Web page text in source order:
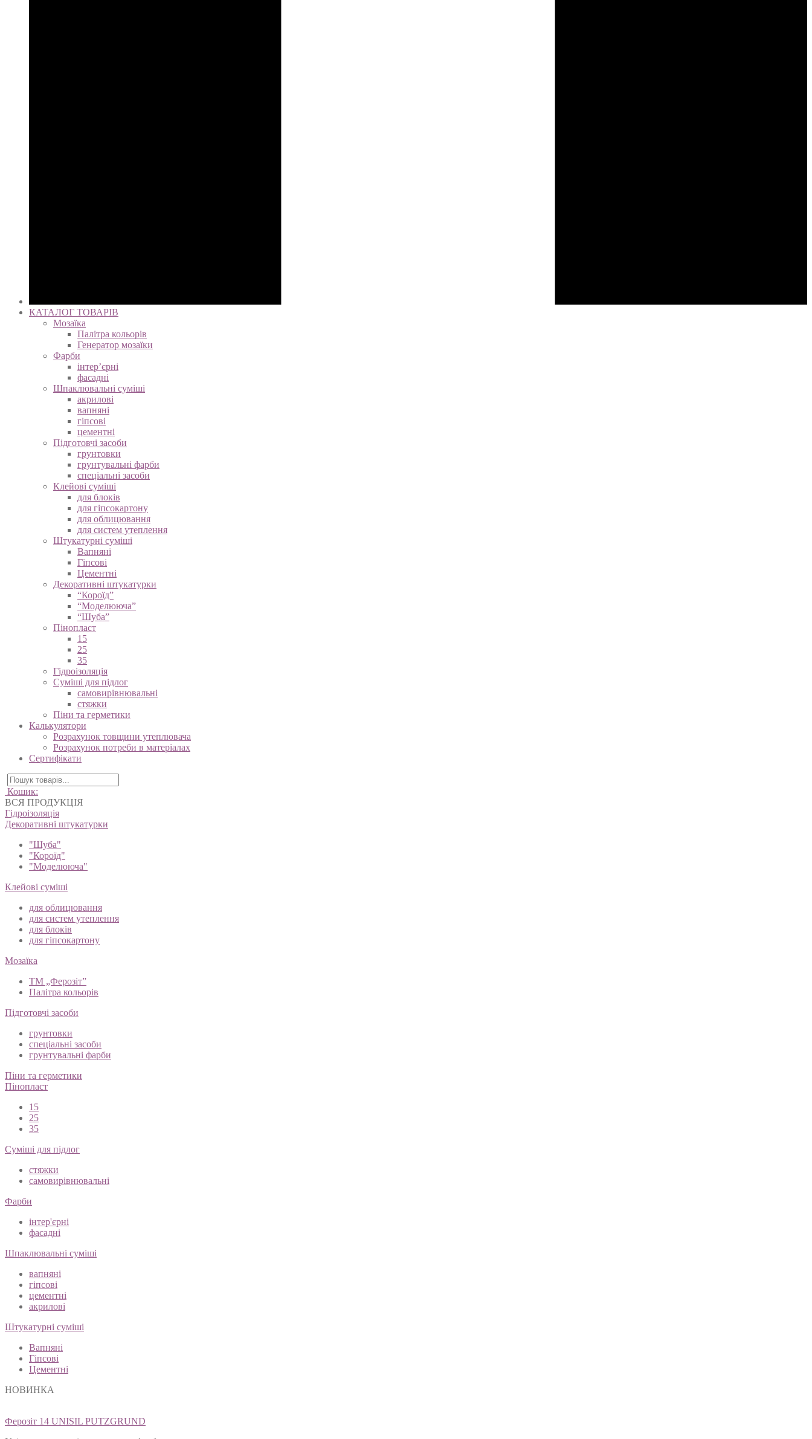
КАТАЛОГ ТОВАРІВ
Мозаїка
Палітра кольорів
Генератор мозаїки
Фарби
інтер’єрні
фасадні
Шпаклювальні суміші
акрилові
вапняні
гіпсові
цементні
Підготовчі засоби
грунтовки
грунтувальні фарби
спеціальні засоби
Клейові суміші
для блоків
для гіпсокартону
для облицювання
для систем утеплення
Штукатурні суміші
Вапняні
Гіпсові
Цементні
Декоративні штукатурки
“Короїд”
“Моделююча”
“Шуба”
Пінопласт
15
25
35
Гідроізоляція
Суміші для підлог
самовирівнювальні
стяжки
Піни та герметики
Калькулятори
Розрахунок товщини утеплювача
Розрахунок потреби в матеріалах
Сертифікати
Кошик:
ВСЯ ПРОДУКЦІЯ
Гідроізоляція
Декоративні штукатурки
"Шуба"
"Короїд"
"Моделююча"
Клейові суміші
для облицювання
для систем утеплення
для блоків
для гіпсокартону
Мозаїка
ТМ „Ферозіт”
Палітра кольорів
Підготовчі засоби
грунтовки
спеціальні засоби
грунтувальні фарби
Піни та герметики
Пінопласт
15
25
35
Суміші для підлог
стяжки
самовирівнювальні
Фарби
інтер'єрні
фасадні
Шпаклювальні суміші
вапняні
гіпсові
цементні
акрилові
Штукатурні суміші
Вапняні
Гіпсові
Цементні
НОВИНКА
Ферозіт 14 UNISIL PUTZGRUND